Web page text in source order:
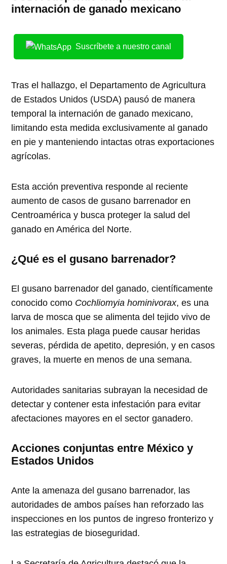
internación de ganado mexicano
Suscríbete a nuestro canal
Tras el hallazgo, el Departamento de Agricultura
de Estados Unidos (USDA) pausó de manera
temporal la internación de ganado mexicano,
limitando esta medida exclusivamente al ganado
en pie y manteniendo intactas otras exportaciones
agrícolas.
Esta acción preventiva responde al reciente
aumento de casos de gusano barrenador en
Centroamérica y busca proteger la salud del
ganado en América del Norte.
¿Qué es el gusano barrenador?
El gusano barrenador del ganado, científicamente
conocido como Cochliomyia hominivorax, es una
larva de mosca que se alimenta del tejido vivo de
los animales. Esta plaga puede causar heridas
severas, pérdida de apetito, depresión, y en casos
graves, la muerte en menos de una semana.
Autoridades sanitarias subrayan la necesidad de
detectar y contener esta infestación para evitar
afectaciones mayores en el sector ganadero.
Acciones conjuntas entre México y
Estados Unidos
Ante la amenaza del gusano barrenador, las
autoridades de ambos países han reforzado las
inspecciones en los puntos de ingreso fronterizo y
las estrategias de bioseguridad.